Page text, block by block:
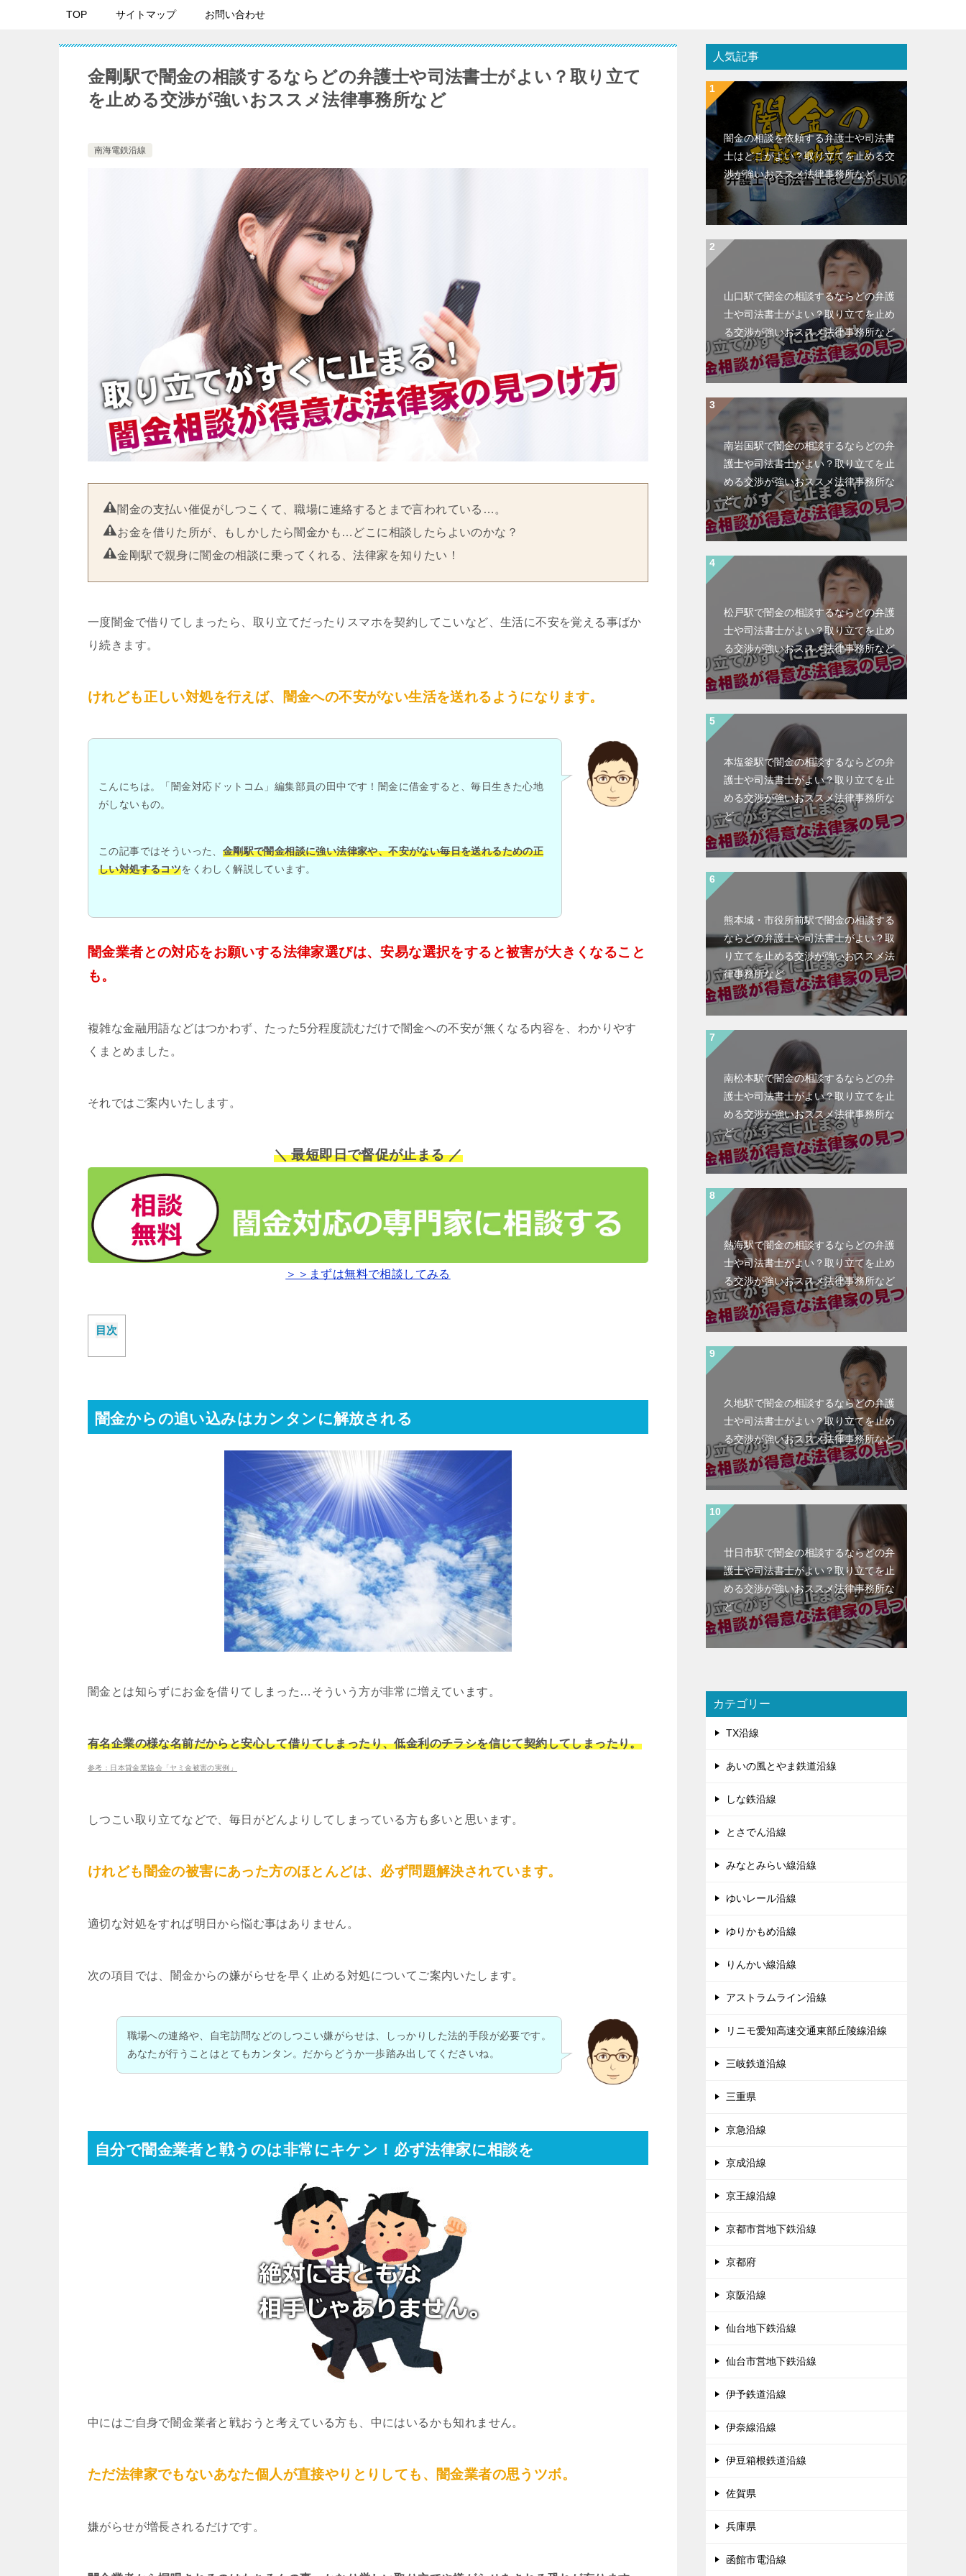
TOP サイトマップ お問い合わせ
金剛駅で闇金の相談するならどの弁護士や司法書士がよい？取り立て
を止める交渉が強いおススメ法律事務所など
南海電鉄沿線
闇金の支払い催促がしつこくて、職場に連絡するとまで言われている…。
お金を借りた所が、もしかしたら闇金かも…どこに相談したらよいのかな？
金剛駅で親身に闇金の相談に乗ってくれる、法律家を知りたい！
一度闇金で借りてしまったら、取り立てだったりスマホを契約してこいなど、生活に不安を覚える事ばか
り続きます。
けれども正しい対処を行えば、闇金への不安がない生活を送れるようになります。
こんにちは。「闇金対応ドットコム」編集部員の田中です！闇金に借金すると、毎日生きた心地
がしないもの。
この記事ではそういった、 金剛駅で闇金相談に強い法律家や、不安がない毎日を送れるための正
しい対処するコツをくわしく解説しています。
闇金業者との対応をお願いする法律家選びは、安易な選択をすると被害が大きくなること
も。
複雑な金融用語などはつかわず、たった5分程度読むだけで闇金への不安が無くなる内容を、わかりやす
くまとめました。
それではご案内いたします。
＼ 最短即日で督促が止まる ／
＞＞まずは無料で相談してみる
目次
闇金からの追い込みはカンタンに解放される
闇金とは知らずにお金を借りてしまった…そういう方が非常に増えています。
有名企業の様な名前だからと安心して借りてしまったり、低金利のチラシを信じて契約してしまったり。
参考：日本貸金業協会「ヤミ金被害の実例」
しつこい取り立てなどで、毎日がどんよりしてしまっている方も多いと思います。
けれども闇金の被害にあった方のほとんどは、必ず問題解決されています。
適切な対処をすれば明日から悩む事はありません。
次の項目では、闇金からの嫌がらせを早く止める対処についてご案内いたします。
職場への連絡や、自宅訪問などのしつこい嫌がらせは、しっかりした法的手段が必要です。
あなたが行うことはとてもカンタン。だからどうか一歩踏み出してくださいね。
自分で闇金業者と戦うのは非常にキケン！必ず法律家に相談を
中にはご自身で闇金業者と戦おうと考えている方も、中にはいるかも知れません。
ただ法律家でもないあなた個人が直接やりとりしても、闇金業者の思うツボ。
嫌がらせが増長されるだけです。
人気記事
闇金の相談を依頼する弁護士や司法書
士はどこがよい？取り立てを止める交
渉が強いおススメ法律事務所など
山口駅で闇金の相談するならどの弁護
士や司法書士がよい？取り立てを止め
る交渉が強いおススメ法律事務所など
南岩国駅で闇金の相談するならどの弁
護士や司法書士がよい？取り立てを止
める交渉が強いおススメ法律事務所な
ど
松戸駅で闇金の相談するならどの弁護
士や司法書士がよい？取り立てを止め
る交渉が強いおススメ法律事務所など
本塩釜駅で闇金の相談するならどの弁
護士や司法書士がよい？取り立てを止
める交渉が強いおススメ法律事務所な
ど
熊本城・市役所前駅で闇金の相談する
ならどの弁護士や司法書士がよい？取
り立てを止める交渉が強いおススメ法
律事務所など
南松本駅で闇金の相談するならどの弁
護士や司法書士がよい？取り立てを止
める交渉が強いおススメ法律事務所な
ど
熱海駅で闇金の相談するならどの弁護
士や司法書士がよい？取り立てを止め
る交渉が強いおススメ法律事務所など
久地駅で闇金の相談するならどの弁護
士や司法書士がよい？取り立てを止め
る交渉が強いおススメ法律事務所など
廿日市駅で闇金の相談するならどの弁
護士や司法書士がよい？取り立てを止
める交渉が強いおススメ法律事務所な
ど
カテゴリー
TX沿線
あいの風とやま鉄道沿線
しな鉄沿線
とさでん沿線
みなとみらい線沿線
ゆいレール沿線
ゆりかもめ沿線
りんかい線沿線
アストラムライン沿線
リニモ愛知高速交通東部丘陵線沿線
三岐鉄道沿線
三重県
京急沿線
京成沿線
京王線沿線
京都市営地下鉄沿線
京都府
京阪沿線
仙台地下鉄沿線
仙台市営地下鉄沿線
伊予鉄道沿線
伊奈線沿線
伊豆箱根鉄道沿線
佐賀県
兵庫県
函館市電沿線